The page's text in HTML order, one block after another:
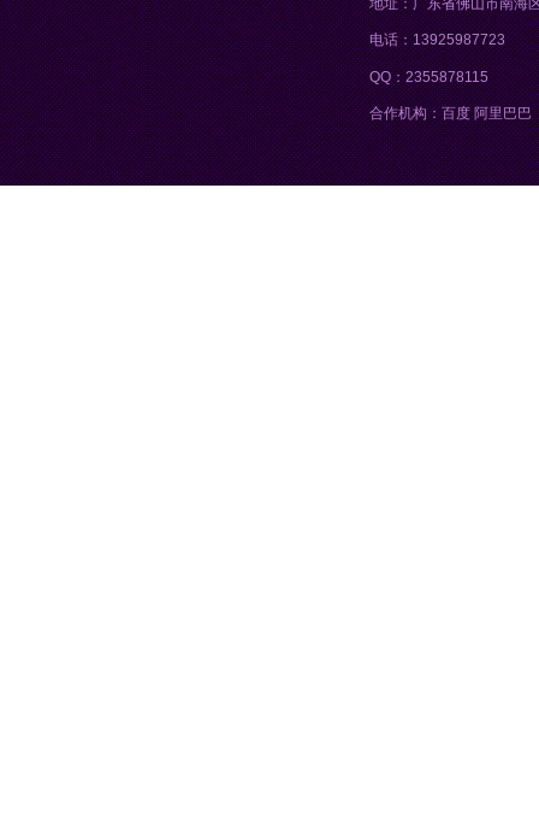
地址：广东省佛山市南海
电话：13925987723
QQ：2355878115
合作机构：百度 阿里巴巴